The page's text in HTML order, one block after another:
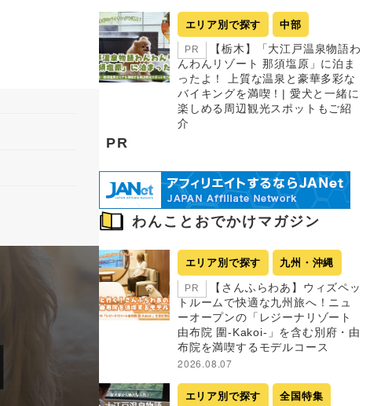
エリア別で探す 中部
PR
【栃木】「大江戸温泉物語わ
んわんリゾート 那須塩原」に泊ま
ったよ！ 上質な温泉と豪華多彩な
バイキングを満喫！| 愛犬と一緒に
楽しめる周辺観光スポットもご紹
介
PR
わんことおでかけマガジン
エリア別で探す 九州・沖縄
PR
【さんふらわあ】ウィズペッ
トルームで快適な九州旅へ！ニュ
ーオープンの「レジーナリゾート
由布院 圍-Kakoi-」を含む別府・由
布院を満喫するモデルコース
2026.08.07
エリア別で探す 全国特集